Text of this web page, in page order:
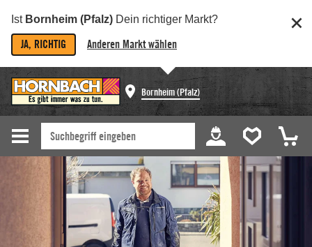
Ist Bornheim (Pfalz) Dein richtiger Markt?
JA, RICHTIG Anderen Markt wählen
Bornheim (Pfalz)